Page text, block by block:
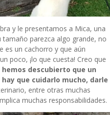
y le presentamos a Mica, una
parezca algo grande, no
es un cachorro y que aún
poco, ¡lo que cuesta! Creo que
descubierto que un
que cuidarlo mucho, darle
entre otras muchas
muchas responsabilidades.